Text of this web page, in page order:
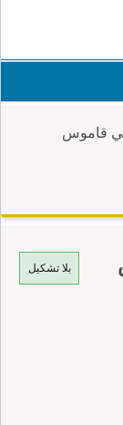
في قاموس
بلا تشكيل